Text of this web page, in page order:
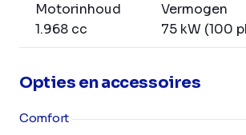
Motorinhoud
1.968 cc
Vermogen
75 kW (100
Opties en accessoires
Comfort